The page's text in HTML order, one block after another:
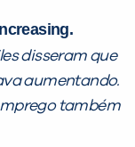
disseram que
aumentando.
também
e